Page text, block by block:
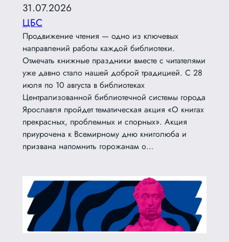
31.07.2026
ЦБС
Продвижение чтения — одно из ключевых
направлений работы каждой библиотеки.
Отмечать книжные праздники вместе с читателями
уже давно стало нашей доброй традицией. С 28
июля по 10 августа в библиотеках
Централизованной библиотечной системы города
Ярославля пройдет тематическая акция «О книгах
прекрасных, проблемных и спорных». Акция
приурочена к Всемирному дню книголюба и
призвана напомнить горожанам о…